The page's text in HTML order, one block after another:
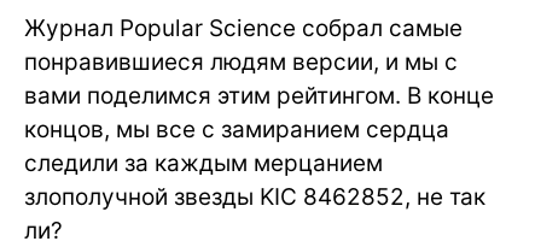
Журнал Popular Science собрал самые
понравившиеся людям версии, и мы с
вами поделимся этим рейтингом. В конце
концов, мы все с замиранием сердца
следили за каждым мерцанием
злополучной звезды KIC 8462852, не так
ли?